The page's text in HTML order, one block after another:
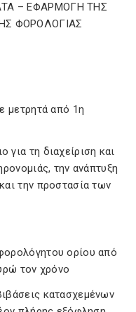
μετρητά από 1η
τη διαχείριση και
την ανάπτυξη
την προστασία των
ορίου από
τον χρόνο
κατασχεμένων
– ΕΦΑΡΜΟΓΗ ΤΗΣ
ΦΟΡΟΛΟΓΙΑΣ